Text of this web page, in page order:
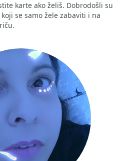
karte ako želiš. Dobrodošli su
se samo žele zabaviti i na